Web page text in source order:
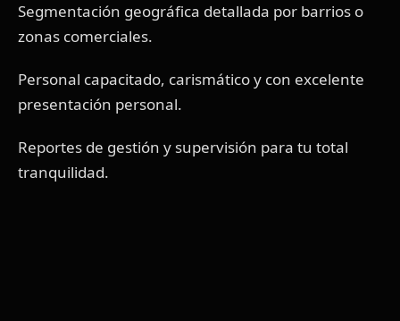
Segmentación geográfica detallada por barrios o
zonas comerciales.
Personal capacitado, carismático y con excelente
presentación personal.
Reportes de gestión y supervisión para tu total
tranquilidad.